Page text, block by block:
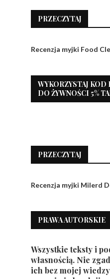
PRZECZYTAJ
Recenzja myjki Food
WYKORZYSTAJ KOD
DO ŻYWNOŚCI 5%
PRZECZYTAJ
Recenzja myjki Milerd
PRAWA AUTORSKIE
Wszystkie teksty i
własnością. Nie
ich bez mojej